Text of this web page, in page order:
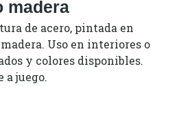
madera
de acero, pintada en
Uso en interiores o
y colores disponibles.
a juego.